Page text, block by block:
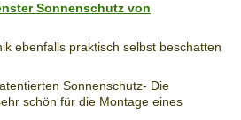
Sonnenschutz von
ebenfalls praktisch selbst beschatten
Sonnenschutz- Die
schön für die Montage eines